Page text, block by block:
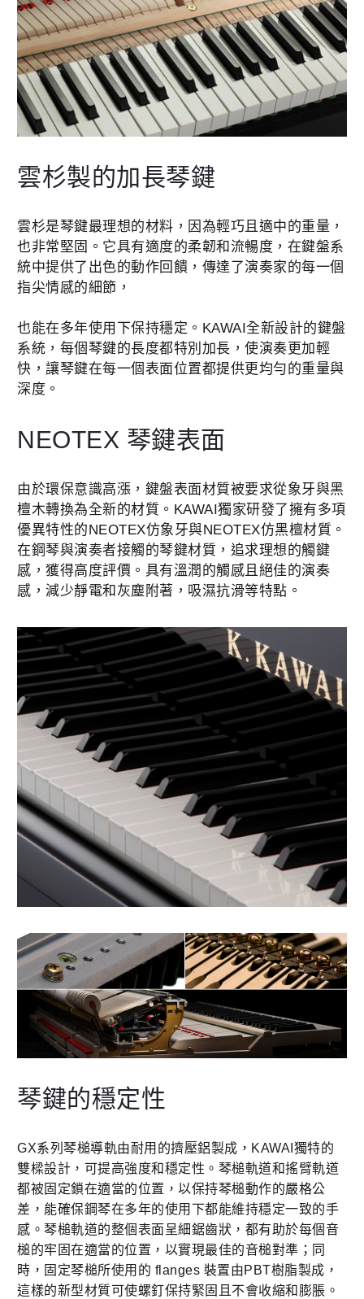
雲杉製的加長琴鍵
雲杉是琴鍵最理想的材料，因為輕巧且適中的重量，
也非常堅固。它具有適度的柔韌和流暢度，在鍵盤系
統中提供了出色的動作回饋，傳達了演奏家的每一個
指尖情感的細節，
也能在多年使用下保持穩定。KAWAI全新設計的鍵盤
系統，每個琴鍵的長度都特別加長，使演奏更加輕
快，讓琴鍵在每一個表面位置都提供更均勻的重量與
深度。
NEOTEX 琴鍵表面
由於環保意識高漲，鍵盤表面材質被要求從象牙與黑
檀木轉換為全新的材質。KAWAI獨家研發了擁有多項
優異特性的NEOTEX仿象牙與NEOTEX仿黑檀材質。
在鋼琴與演奏者接觸的琴鍵材質，追求理想的觸鍵
感，獲得高度評價。具有溫潤的觸感且絕佳的演奏
感，減少靜電和灰塵附著，吸濕抗滑等特點。
琴鍵的穩定性
GX系列琴槌導軌由耐用的擠壓鋁製成，KAWAI獨特的
雙樑設計，可提高強度和穩定性。 琴槌軌道和搖臂軌道
都被固定鎖在適當的位置，以保持琴槌動作的嚴格公
差， 能確保鋼琴在多年的使用下都能維持穩定一致的手
感。琴槌軌道的整個表面呈細鋸齒狀，都有助於每個音
槌的牢固在適當的位置，以實現最佳的音槌對準； 同
時，固定琴槌所使用的 flanges 裝置由PBT樹脂製成，
這樣的新型材質可使螺釘保持緊固且不會收縮和膨脹。